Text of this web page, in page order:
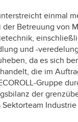
einmal
Betreuung von
und -
da es sich
die im
Gruppe
der
Sektorteam